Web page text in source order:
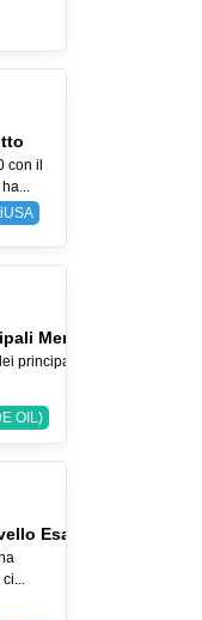
con il
Mercati-2-ago-2026
principali Indici Azionari
OIL)
Esatto